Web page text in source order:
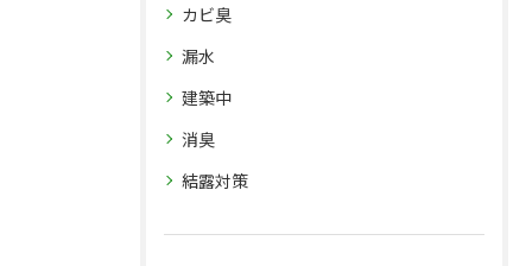
カビ臭
漏水
建築中
消臭
結露対策